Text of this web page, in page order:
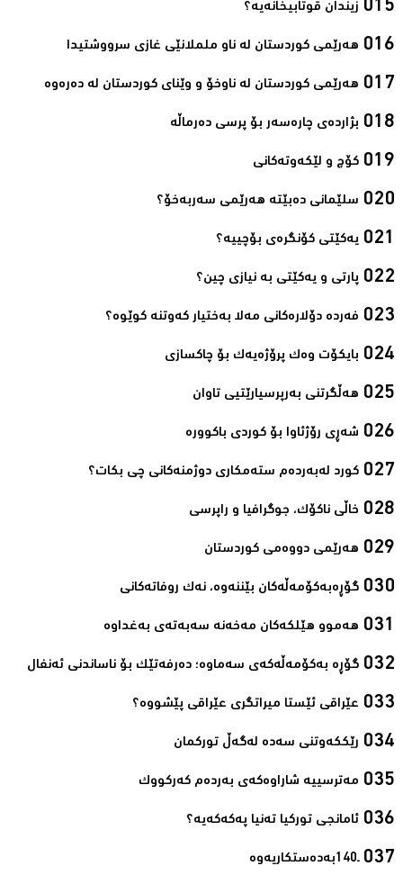
زیندان قوتابیخانه‌یه‌؟‌
هه‌رێمی كوردستان له‌ ناو ململانێی غازی سرووشتیدا‌
هه‌رێمی كوردستان له‌ ناوخۆ و وێنای كوردستان له‌ ده‌ره‌وه‌
بژارده‌ی چاره‌سه‌ر بۆ پرسی ده‌رماڵه‌‌
كۆچ و لێكه‌وته‌كانی‌
سلێمانی ده‌بێته‌ هه‌رێمی سه‌ربه‌خۆ؟‌
یەکێتی کۆنگرەی بۆچییە؟‌
پارتی و یه‌كێتی به‌ نیازی چین؟‌
فەردە دۆلارەکانی مەلا بەختیار کەوتنە کوێوە؟‌
بایكۆت وەك پرۆژەیەك بۆ چاكسازی‌
هه‌ڵگرتنى به‌رپرسیارێتیى تاوان‌
شەڕی رۆژئاوا بۆ كوردی باكوورە‌
كورد له‌به‌رده‌م سته‌مكاری دوژمنه‌كانی چی بكات؟‌
خاڵی ناكۆك، جوگرافیا و راپرسی‌
هەرێمی دووەمی كوردستان‌
گۆڕەبەكۆمەڵەكان بێننەوە، نەك روفاتەكانی‌
هەموو هێلكەكان مەخەنە سەبەتەی بەغداوە‌
گۆڕە بەكۆمەڵەكەی سەماوە؛ دەرفەتێك بۆ ناساندنی ئەنفال‌
عێراقی ئێستا میراتگری عێراقی پێشووە؟‌
رێككەوتنی سەدە لەگەڵ توركمان‌
مەترسییە شاراوەكەی بەردەم كەركووك‌
ئامانجی توركیا تەنیا پەكەكەیە؟‌
ـ140به‌ده‌ستكاریه‌وه‌‌